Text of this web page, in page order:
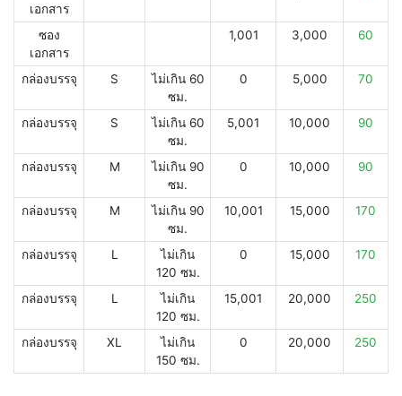
เอกสาร
ซอง
เอกสาร
1,001 3,000 60
กล่องบรรจุ S
ไม่เกิน 60
ซม.
0 5,000 70
กล่องบรรจุ S
ไม่เกิน 60
ซม.
5,001 10,000 90
กล่องบรรจุ M
ไม่เกิน 90
ซม.
0 10,000 90
กล่องบรรจุ M
ไม่เกิน 90
ซม.
10,001 15,000 170
กล่องบรรจุ L
ไม่เกิน
120 ซม.
0 15,000 170
กล่องบรรจุ L
ไม่เกิน
120 ซม.
15,001 20,000 250
กล่องบรรจุ XL
ไม่เกิน
150 ซม.
0 20,000 250